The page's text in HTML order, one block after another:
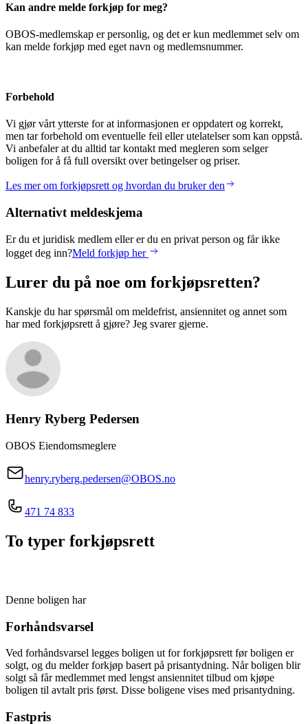
Kan andre melde forkjøp for meg?
OBOS-medlemskap er personlig, og det er kun medlemmet selv om
kan melde forkjøp med eget navn og medlemsnummer.
Forbehold
Vi gjør vårt ytterste for at informasjonen er oppdatert og korrekt,
men tar forbehold om eventuelle feil eller utelatelser som kan oppstå.
Vi anbefaler at du alltid tar kontakt med megleren som selger
boligen for å få full oversikt over betingelser og priser.
Les mer om forkjøpsrett og hvordan du bruker den
Alternativt meldeskjema
Er du et juridisk medlem eller er du en privat person og får ikke
logget deg inn?Meld forkjøp her
Lurer du på noe om forkjøpsretten?
Kanskje du har spørsmål om meldefrist, ansiennitet og annet som
har med forkjøpsrett å gjøre? Jeg svarer gjerne.
Henry Ryberg Pedersen
OBOS Eiendomsmeglere
henry.ryberg.pedersen@OBOS.no
471 74 833
To typer forkjøpsrett
Denne boligen har
Forhåndsvarsel
Ved forhåndsvarsel legges boligen ut for forkjøpsrett før boligen er
solgt, og du melder forkjøp basert på prisantydning. Når boligen blir
solgt så får medlemmet med lengst ansiennitet tilbud om kjøpe
boligen til avtalt pris først. Disse boligene vises med prisantydning.
Fastpris